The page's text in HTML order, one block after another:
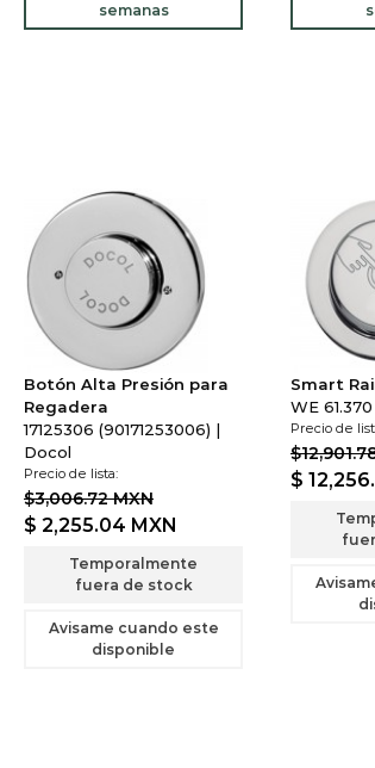
semanas
Botón Alta Presión para
Regadera
17125306 (90171253006) |
Docol
Precio de lista:
$3,006.72 MXN
$ 2,255.04 MXN
Temporalmente
fuera de stock
Avisame cuando este
disponible
Smart
WE
Precio de
$